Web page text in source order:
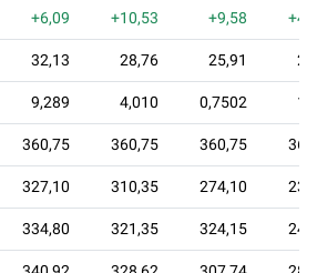
+6,09 +10,53 +9,58
32,13 28,76 25,91
9,289 4,010 0,7502
360,75 360,75 360,75
327,10 310,35 274,10
334,80 321,35 324,15